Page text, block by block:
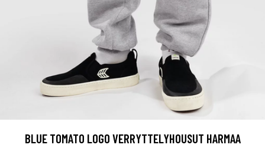
BLUE TOMATO LOGO VERRYTTELYHOUSUT HARMAA